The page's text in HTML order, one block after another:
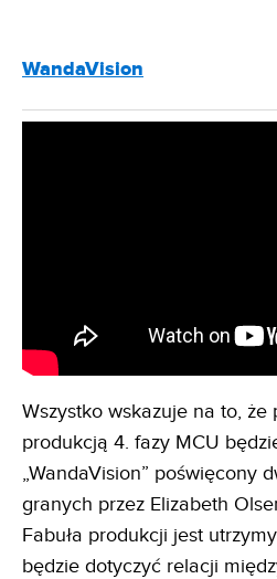
WandaVision
Wszystko wskazuje na to, że
produkcją 4. fazy MCU
„WandaVision” poświęcony
granych przez Elizabeth
Fabuła produkcji jest
będzie dotyczyć relacji